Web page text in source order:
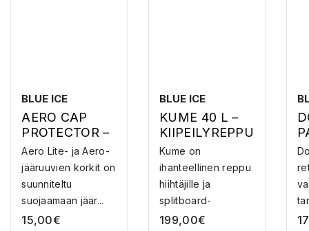
BLUE ICE
AERO CAP
PROTECTOR –
JÄÄRUUVIN
TERÄSUOJA
Aero Lite- ja Aero-
jääruuvien korkit on
suunniteltu
suojaamaan jäär...
15,00€
BLUE ICE
KUME 40 L –
KIIPEILYREPPU
Kume on
ihanteellinen reppu
hiihtäjille ja
splitboard-
laskijoille, ...
199,00€